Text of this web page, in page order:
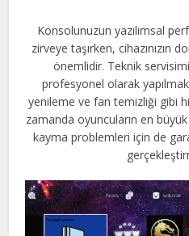
Konsolunuzun yazılımsal
zirveye taşırken, cihazınızın
önemlidir. Teknik
profesyonel olarak
yenileme ve fan temizliği gibi
zamanda oyuncuların en
kayma problemleri için de